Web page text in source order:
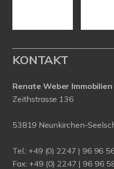
KONTAKT
Renate Weber Immobilien
Zeithstrasse 136
53819 Neunkirchen-
Tel.: +49 (0) 2247 | 96 96
Fax: +49 (0) 2247 | 96 96